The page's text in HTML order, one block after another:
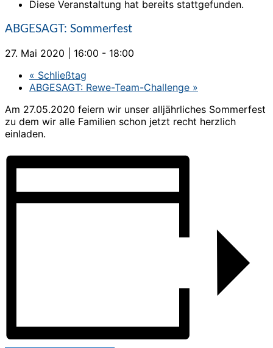
Diese Veranstaltung hat bereits stattgefunden.
ABGESAGT: Sommerfest
27. Mai 2020 | 16:00 - 18:00
« Schließtag
ABGESAGT: Rewe-Team-Challenge »
Am 27.05.2020 feiern wir unser alljährliches Sommerfest
zu dem wir alle Familien schon jetzt recht herzlich
einladen.